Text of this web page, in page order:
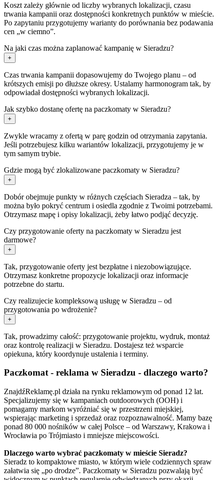
Koszt zależy głównie od liczby wybranych lokalizacji, czasu
trwania kampanii oraz dostępności konkretnych punktów w mieście.
Po zapytaniu przygotujemy warianty do porównania bez podawania
cen „w ciemno”.
Na jaki czas można zaplanować kampanię w Sieradzu?
+
Czas trwania kampanii dopasowujemy do Twojego planu – od
krótszych emisji po dłuższe okresy. Ustalamy harmonogram tak, by
odpowiadał dostępności wybranych lokalizacji.
Jak szybko dostanę ofertę na paczkomaty w Sieradzu?
+
Zwykle wracamy z ofertą w parę godzin od otrzymania zapytania.
Jeśli potrzebujesz kilku wariantów lokalizacji, przygotujemy je w
tym samym trybie.
Gdzie mogą być zlokalizowane paczkomaty w Sieradzu?
+
Dobór obejmuje punkty w różnych częściach Sieradza – tak, by
można było pokryć centrum i osiedla zgodnie z Twoimi potrzebami.
Otrzymasz mapę i opisy lokalizacji, żeby łatwo podjąć decyzję.
Czy przygotowanie oferty na paczkomaty w Sieradzu jest
darmowe?
+
Tak, przygotowanie oferty jest bezpłatne i niezobowiązujące.
Otrzymasz konkretne propozycje lokalizacji oraz informacje
potrzebne do startu.
Czy realizujecie kompleksową usługę w Sieradzu – od
przygotowania po wdrożenie?
+
Tak, prowadzimy całość: przygotowanie projektu, wydruk, montaż
oraz kontrolę realizacji w Sieradzu. Dostajesz też wsparcie
opiekuna, który koordynuje ustalenia i terminy.
Paczkomat - reklama w Sieradzu - dlaczego warto?
ZnajdźReklamę.pl działa na rynku reklamowym od ponad 12 lat.
Specjalizujemy się w kampaniach outdoorowych (OOH) i
pomagamy markom wyróżniać się w przestrzeni miejskiej,
wspierając marketing i sprzedaż oraz rozpoznawalność. Mamy bazę
ponad 80 000 nośników w całej Polsce – od Warszawy, Krakowa i
Wrocławia po Trójmiasto i mniejsze miejscowości.
Dlaczego warto wybrać paczkomaty w mieście Sieradz?
Sieradz to kompaktowe miasto, w którym wiele codziennych spraw
załatwia się „po drodze”. Paczkomaty w Sieradzu pozwalają być